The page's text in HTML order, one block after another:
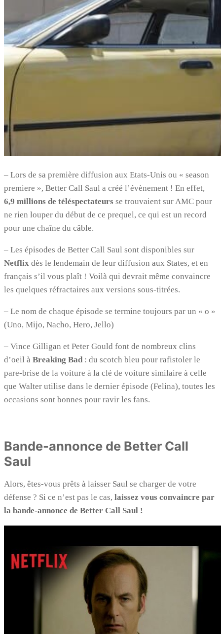
– Lors de sa première diffusion aux Etats-Unis ou « season
premiere », Better Call Saul a créé l’évènement ! En effet,
6,9 millions de téléspectateurs se trouvaient sur AMC pour
ne rien louper du début de ce prequel, ce qui est un record
pour une chaîne du câble.
– Les épisodes de Better Call Saul sont disponibles sur
Netflix dès le lendemain de leur diffusion aux States, et en
français s’il vous plaît ! Voilà qui devrait même convaincre
les quelques réfractaires aux versions sous-titrées.
– Le nom de chaque épisode se termine toujours par un « o »
(Uno, Mijo, Nacho, Hero, Jello)
– Vince Gilligan et Peter Gould font de nombreux clins
d’oeil à Breaking Bad : du scotch bleu pour rafistoler le
pare-brise de la voiture à la clé de voiture similaire à celle
que Walter utilise dans le dernier épisode (Felina), toutes les
occasions sont bonnes pour ravir les fans.
Bande-annonce de Better Call
Saul
Alors, êtes-vous prêts à laisser Saul se charger de votre
défense ? Si ce n’est pas le cas, laissez vous convaincre par
la bande-annonce de Better Call Saul !